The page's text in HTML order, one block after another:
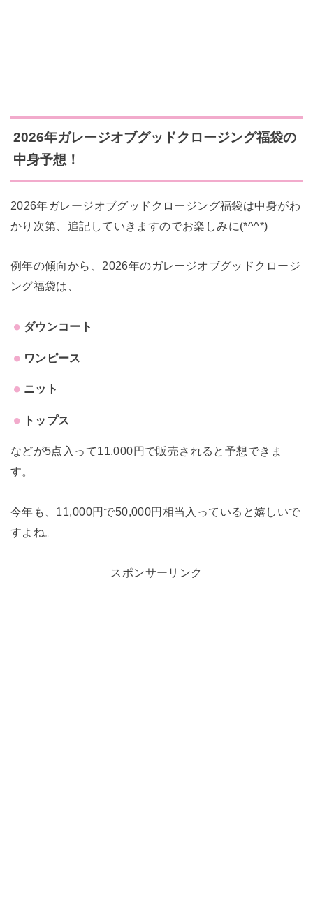
2026年ガレージオブグッドクロージング福袋の
中身予想！
2026年ガレージオブグッドクロージング福袋は中身がわ
かり次第、追記していきますのでお楽しみに(*^^*)
例年の傾向から、2026年のガレージオブグッドクロージ
ング福袋は、
ダウンコート
ワンピース
ニット
トップス
などが5点入って11,000円で販売されると予想できま
す。
今年も、11,000円で50,000円相当入っていると嬉しいで
すよね。
スポンサーリンク